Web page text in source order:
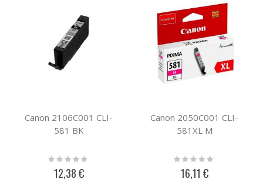
Canon 2106C001 CLI-
581 BK
Rating:
12,38 €
Canon 2050C001 CLI-
581XL M
Rating:
16,11 €